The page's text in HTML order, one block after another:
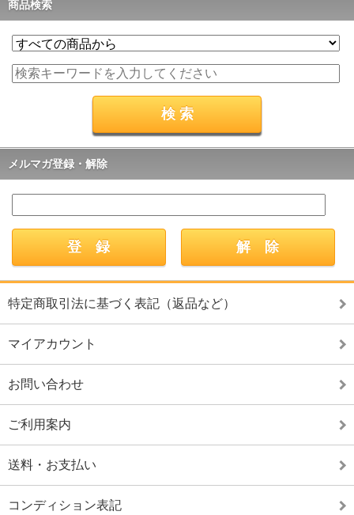
商品検索
メルマガ登録・解除
特定商取引法に基づく表記（返品など）
マイアカウント
お問い合わせ
ご利用案内
送料・お支払い
コンディション表記